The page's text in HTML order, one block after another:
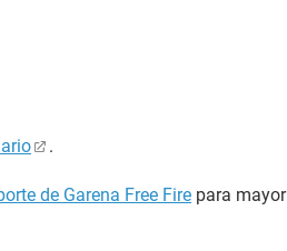
.
de Garena Free Fire para mayor